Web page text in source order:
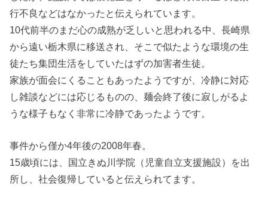
行不良などはなかったと伝えられています。
10代前半のまだ心の成熟が乏しいと思われる中、長崎県
から遠い栃木県に移送され、そこで似たような環境の生
徒たち集団生活をしていたはずの加害者生徒。
家族が面会にくることもあったようですが、冷静に対応
し雑談などには応じるものの、麺会終了後に寂しがるよ
うな様子もなく非常に冷静であったようです。
事件から僅か4年後の2008年春。
15歳頃には、国立きぬ川学院（児童自立支援施設）を出
所し、社会復帰していると伝えられてます。